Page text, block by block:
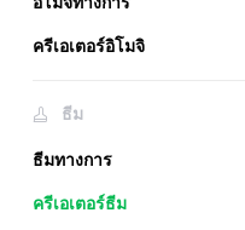
ครีเอเตอร์อิโมจิ
ธีม
ธีมทางการ
ครีเอเตอร์ธีม